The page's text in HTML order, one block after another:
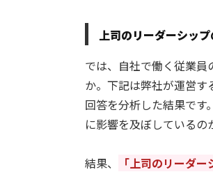
上司のリーダーシッ
では、自社で働く従業
か。下記は弊社が運営
回答を分析した結果です
に影響を及ぼしているの
結果、
「上司のリーダ